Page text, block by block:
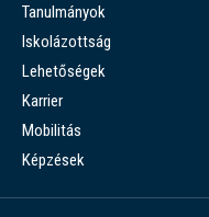
Tanulmányok
Iskolázottság
Lehetőségek
Karrier
Mobilitás
Képzések